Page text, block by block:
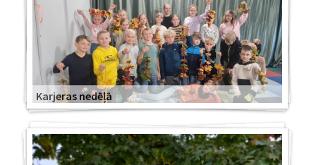
Karjeras nedēļā